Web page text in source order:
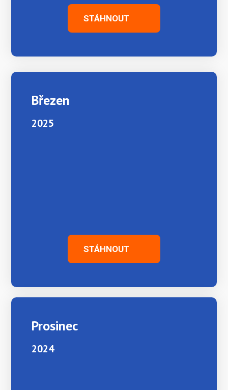
STÁHNOUT
Březen
2025
STÁHNOUT
Prosinec
2024